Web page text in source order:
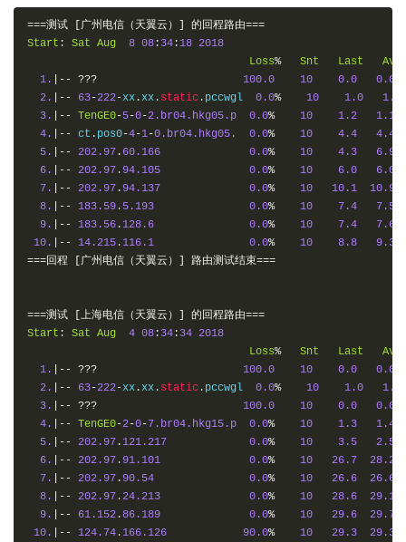
===测试 [广州电信（天翼云）]
的回程路由===
Start : Sat Aug 8 08 : 34 : 18 2018
Loss% Snt Last
Avg
1.
|-- ??? 100.0 10 0.0
0.0
2.
|-- 63-222-xx .xx . static . pccwgl 0.0% 10 1.0
1.1
3.
|-- TenGE0-5-0-2.br04.hkg05.p 0.0% 10 1.2
1.1
4.
|-- ct . pos0-4-1-0.br04.hkg05. 0.0% 10 4.4
4.4
5.
|-- 202.97 . 60.166 0.0% 10 4.3
6.9
6.
|-- 202.97 .94.105 0.0% 10 6.0
6.0
7.
|-- 202.97 .94.137 0.0% 10 10.1
10.9
8.
|-- 183.59 . 5.193 0.0% 10 7.4
7.5
9.
|-- 183.56 . 128.6 0.0% 10 7.4
7.6
10.
|-- 14.215 . 116.1 0.0% 10 8.8
9.3
===回程
[广州电信（天翼云）] 路由测试结束===
===测试 [上海电信（天翼云）]
的回程路由===
Start : Sat Aug 4 08 : 34 : 34 2018
Loss% Snt Last
Avg
1.
|-- ??? 100.0 10 0.0
0.0
2.
|-- 63-222-xx .xx . static . pccwgl 0.0% 10 1.0
1.0
3.
|-- ??? 100.0 10 0.0
0.0
4.
|-- TenGE0-2-0-7.br04.hkg15.p 0.0% 10 1.3
1.4
5.
|-- 202.97 . 121.217 0.0% 10 3.5
2.5
6.
|-- 202.97 .91.101 0.0% 10 26.7
28.2
7.
|-- 202.97 .90.54 0.0% 10 26.6
26.6
8.
|-- 202.97 .24.213 0.0% 10 28.6
29.1
9.
|-- 61.152 .86.189 0.0% 10 29.6
29.7
10.
|-- 124.74 . 166.126 90.0% 10 29.3 29.3